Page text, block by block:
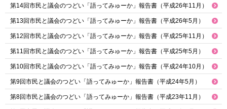
第14回市民と議会のつどい「語ってみゅーか」報告書（平成26年11月）
第13回市民と議会のつどい「語ってみゅーか」報告書（平成26年5月）
第12回市民と議会のつどい「語ってみゅーか」報告書（平成25年11月）
第11回市民と議会のつどい「語ってみゅーか」報告書（平成25年5月）
第10回市民と議会のつどい「語ってみゅーか」報告書（平成24年10月）
第9回市民と議会のつどい「語ってみゅーか」報告書（平成24年5月）
第8回市民と議会のつどい「語ってみゅーか」報告書（平成23年11月）